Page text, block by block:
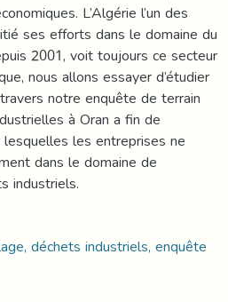
L’Algérie l’un des
ses efforts dans le domaine du
2001, voit toujours ce secteur
nous allons essayer d’étudier
notre enquête de terrain
à Oran a fin de
les entreprises ne
dans le domaine de
industriels.
déchets industriels, enquête